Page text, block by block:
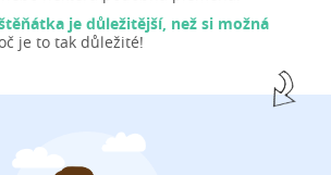
je důležitější, než si možná
je to tak důležité!